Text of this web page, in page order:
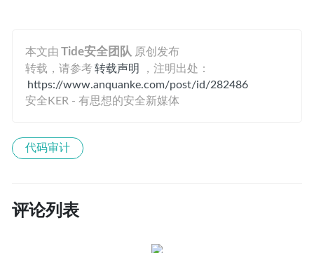
本文由 Tide安全团队 原创发布
转载，请参考 转载声明
，注明出处：
https://www.anquanke.com/post/id/282486
安全KER - 有思想的安全新媒体
代码审计
评论列表